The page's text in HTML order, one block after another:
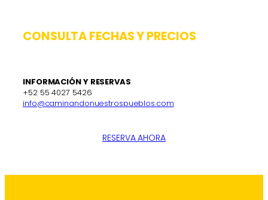
CONSULTA FECHAS Y PRECIOS
INFORMACIÓN Y RESERVAS
+52 55 4027 5426
info@caminandonuestrospueblos.com
RESERVA AHORA